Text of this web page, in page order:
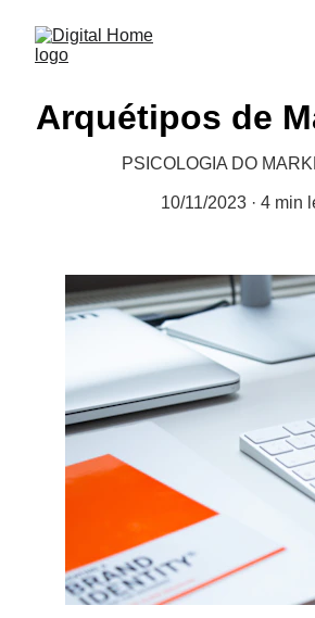
Arquétipos de
PSICOLOGIA DO
10/11/2023 4 min